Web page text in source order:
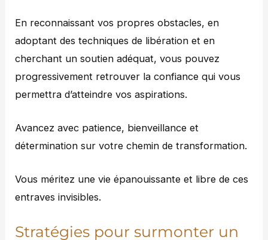
En reconnaissant vos propres obstacles, en
adoptant des techniques de libération et en
cherchant un soutien adéquat, vous pouvez
progressivement retrouver la confiance qui vous
permettra d’atteindre vos aspirations.
Avancez avec patience, bienveillance et
détermination sur votre chemin de transformation.
Vous méritez une vie épanouissante et libre de ces
entraves invisibles.
Stratégies pour surmonter un